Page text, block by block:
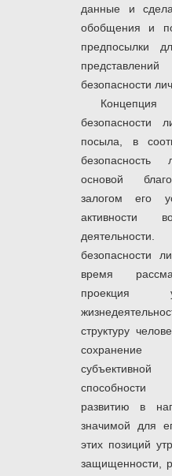
данные и
обобщения и
предпосылки
безопасности
Концепция
безопасности
посыла, в
безопасность
основой
залогом его
активности
безопасности
время
проекция
структуру
развитию в
значимой для
этих позиций
защищенности,